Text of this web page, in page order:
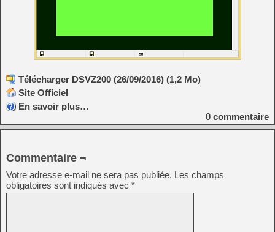
Télécharger DSVZ200 (26/09/2016) (1,2 Mo)
Site Officiel
En savoir plus…
0 commentaire
Commentaire ¬
Votre adresse e-mail ne sera pas publiée. Les champs
obligatoires sont indiqués avec *